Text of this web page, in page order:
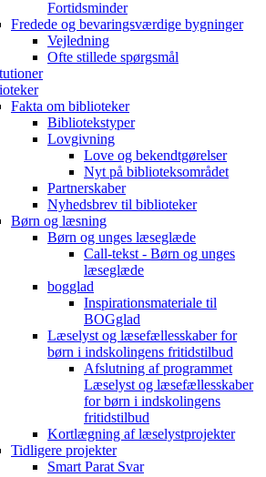
Fortidsminder
Fredede og bevaringsværdige bygninger
Vejledning
Ofte stillede spørgsmål
Fakta om biblioteker
Bibliotekstyper
Lovgivning
Love og bekendtgørelser
Nyt på biblioteksområdet
Partnerskaber
Nyhedsbrev til biblioteker
Børn og læsning
Børn og unges læseglæde
Call-tekst - Børn og unges
læseglæde
bogglad
Inspirationsmateriale til
BOGglad
Læselyst og læsefællesskaber for
børn i indskolingens fritidstilbud
Afslutning af programmet
Læselyst og læsefællesskaber
for børn i indskolingens
fritidstilbud
Kortlægning af læselystprojekter
Tidligere projekter
Smart Parat Svar